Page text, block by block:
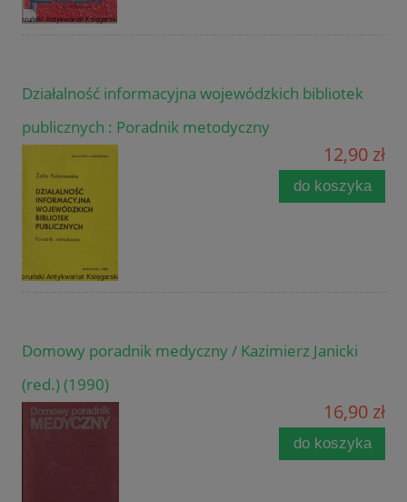
Działalność informacyjna wojewódzkich bibliotek
publicznych : Poradnik metodyczny
12,90 zł
do koszyka
Domowy poradnik medyczny / Kazimierz Janicki
(red.) (1990)
16,90 zł
do koszyka